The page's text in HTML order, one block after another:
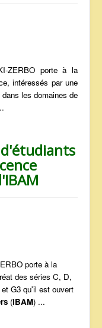
ZERBO porte à la
intéressés par une
les domaines de
porte à la
des séries C, D,
G3 qu'il est ouvert
(IBAM) ...